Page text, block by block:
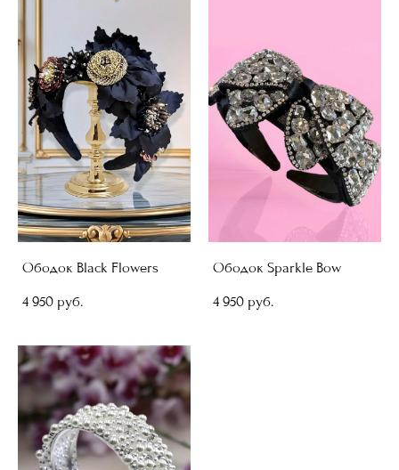
Ободок Black Flowers
4 950 pуб.
Ободок Sparkle Bow
4 950 pуб.